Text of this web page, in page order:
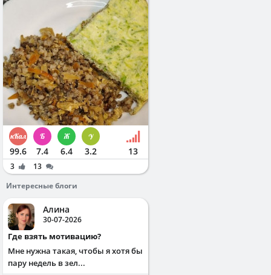
99.6 7.4 6.4 3.2 13
3
13
Интересные блоги
Алина
30-07-2026
Где взять мотивацию?
Мне нужна такая, чтобы я хотя бы
пару недель в зел...